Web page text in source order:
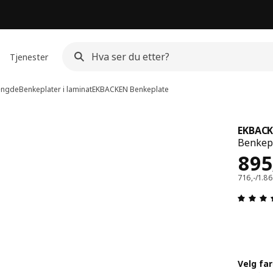
Tjenester
Benkeplater i laminatEKBACKEN Benkeplate
895
716,-/
Velg